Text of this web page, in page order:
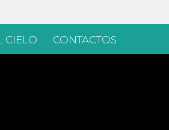
CIELO CONTACTOS